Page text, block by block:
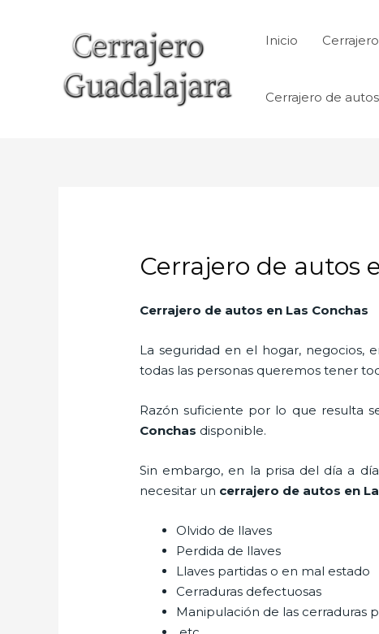
Inicio Cerrajero
Cerrajero de autos
Cerrajero de autos
Cerrajero de autos en Las Conchas
La seguridad en el hogar, negocios,
todas las personas queremos tener
Razón suficiente por lo que resulta
Conchas disponible.
Sin embargo, en la prisa del día a
necesitar un cerrajero de autos en
Olvido de llaves
Perdida de llaves
Llaves partidas o en mal estado
Cerraduras defectuosas
Manipulación de las cerraduras